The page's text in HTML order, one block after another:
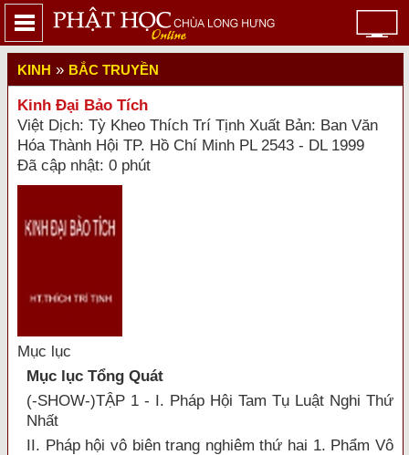
KINH » BẮC TRUYỀN
Kinh Đại Bảo Tích
Việt Dịch: Tỳ Kheo Thích Trí Tịnh Xuất Bản: Ban Văn
Hóa Thành Hội TP. Hồ Chí Minh PL 2543 - DL 1999
Đã cập nhật: 0 phút
Mục lục
Mục lục Tổng Quát
(-SHOW-)TẬP 1 - I. Pháp Hội Tam Tụ Luật Nghi Thứ
Nhất
II. Pháp hội vô biên trang nghiêm thứ hai 1. Phẩm Vô